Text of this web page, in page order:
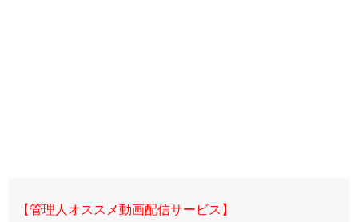
【管理人オススメ動画配信サービス】